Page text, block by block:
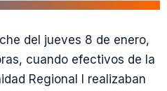
del jueves 8 de enero,
cuando efectivos de la
Regional I realizaban